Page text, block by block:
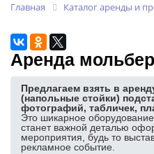
ПОПУЛЯРНЫЕ ПОЗИЦИИ:
Аренда пресс-волла
Аренда фотозоны
Аренда ресепшн
Аренда указателей
Аренда трибуны
Баннерные стенды
Главная Каталог аренды и
Аренда
Предлагаем взять в
(напольные стойки)
фотографий, табличек,
Это шикарное
станет важной деталью
мероприятия, будь то
рекламное событие.